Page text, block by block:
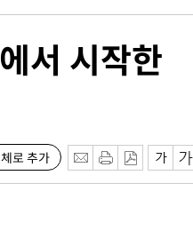
서 시작한
로 추가